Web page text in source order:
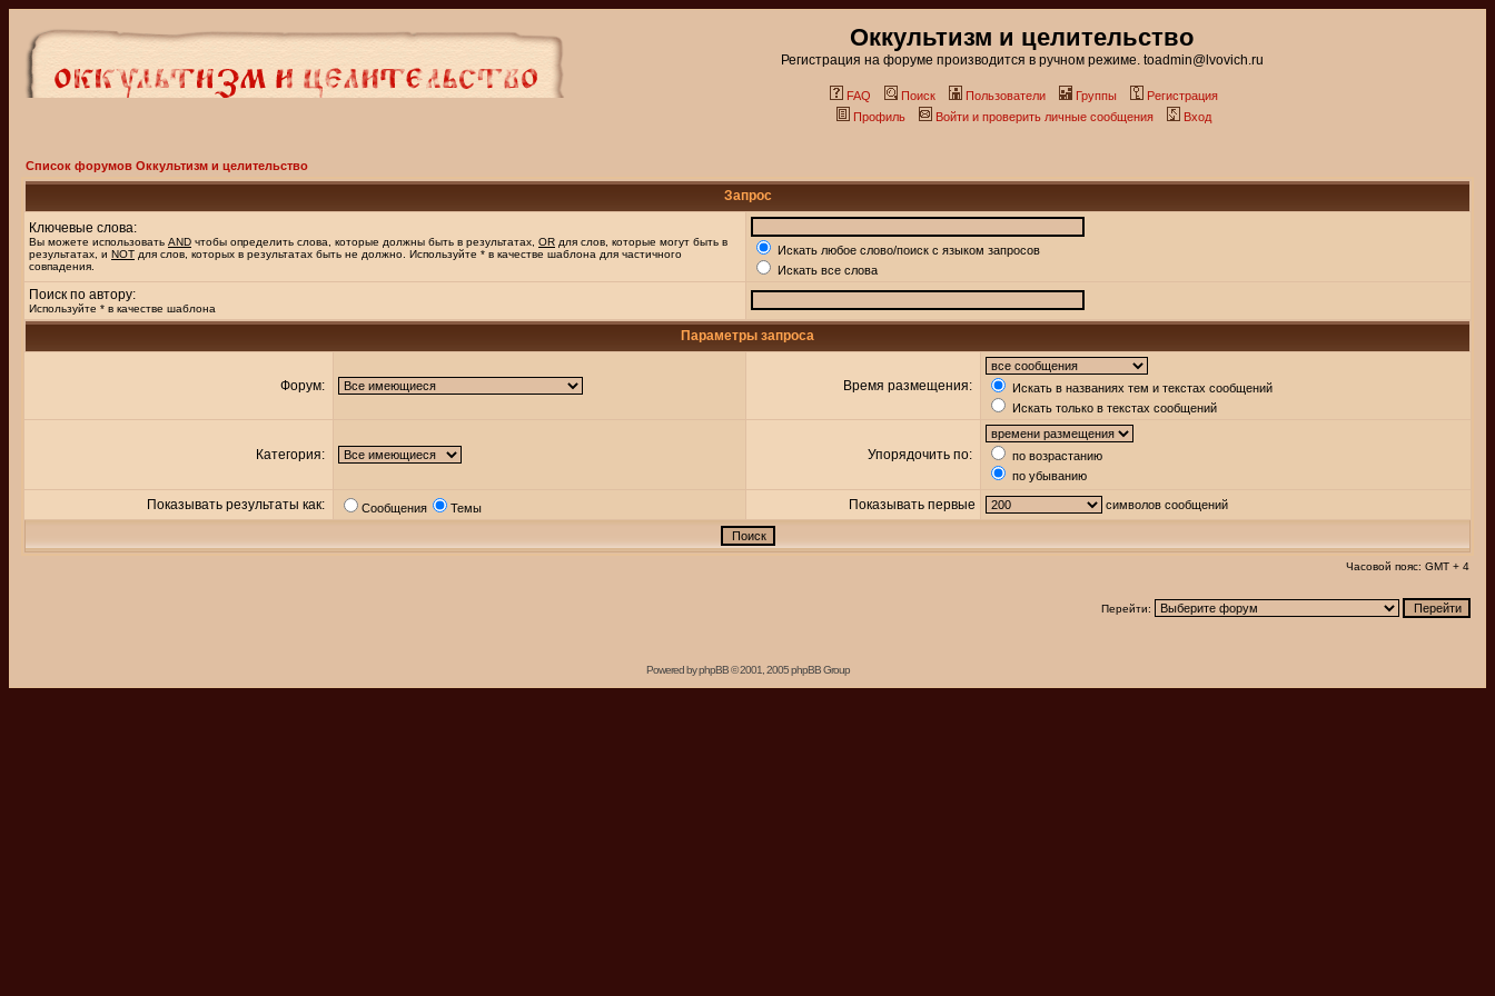
Оккультизм и целительство
Регистрация на форуме производится в ручном режиме. toadmin@lvovich.ru
FAQ Поиск Пользователи Группы
Регистрация
Профиль
Войти и проверить личные сообщения Вход
Список форумов Оккультизм и целительство
Запрос
Ключевые слова:
Вы можете использовать AND чтобы определить слова, которые должны быть в результатах, OR для слов, которые могут быть в
результатах, и NOT для слов, которых в результатах быть не должно. Используйте * в качестве шаблона для частичного
совпадения.
Искать любое слово/поиск с языком запросов
Искать все слова
Поиск по автору:
Используйте * в качестве шаблона
Параметры запроса
Форум: Время размещения:
Искать в названиях тем и текстах сообщений
Искать только в текстах сообщений
Категория: Упорядочить по:
по возрастанию
по убыванию
Показывать результаты как: Сообщения Темы Показывать первые символов сообщений
Часовой пояс: GMT + 4
Перейти:
Powered byphpBB© 2001, 2005 phpBB Group